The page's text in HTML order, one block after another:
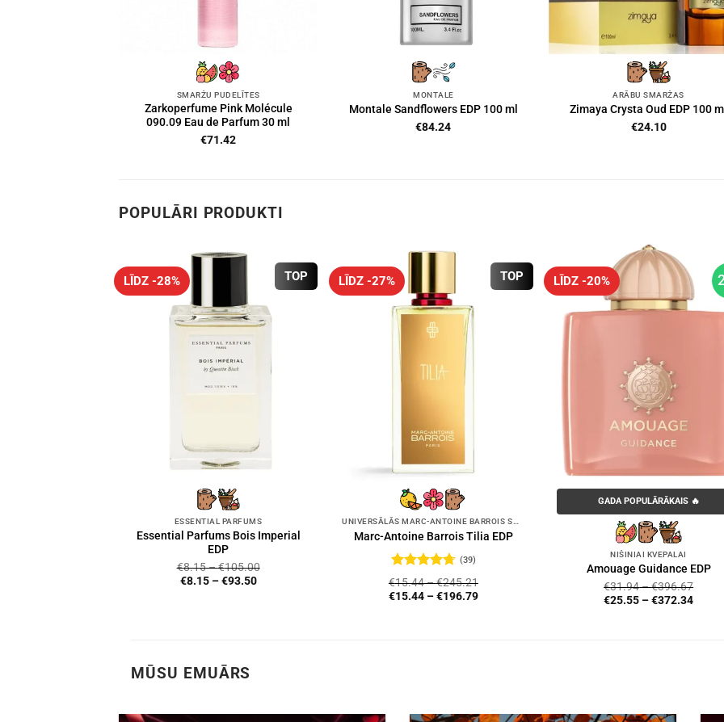
SMARŽU PUDELĪTES
Zarkoperfume Pink Molécule
090.09 Eau de Parfum 30 ml
€71.42
MONTALE
Montale Sandflowers EDP 100 ml
€84.24
ARĀBU SMARŽAS
Zimaya Crysta Oud EDP 100 ml
€24.10
POPULĀRI PRODUKTI
TOP
LĪDZ -28%
ESSENTIAL PARFUMS
Essential Parfums Bois Imperial
EDP
€8.15–€105.00
€8.15–€93.50
TOP
LĪDZ -27%
UNIVERSĀLĀS MARC-ANTOINE BARROIS SMARŽAS
Marc-Antoine Barrois Tilia EDP
Novērtēts
ar4.72
no
5
(39)
€15.44–€245.21
€15.44–€196.79
LĪDZ -20%
GADA POPULĀRĀKAIS 🔥
NIŠINIAI KVEPALAI
Amouage Guidance EDP
€31.94–€396.67
€25.55 –€372.34
MŪSU EMUĀRS